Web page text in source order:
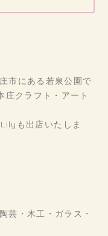
市にある若泉公園で
庄クラフト・アート
も出店いたしま
芸・木工・ガラス・